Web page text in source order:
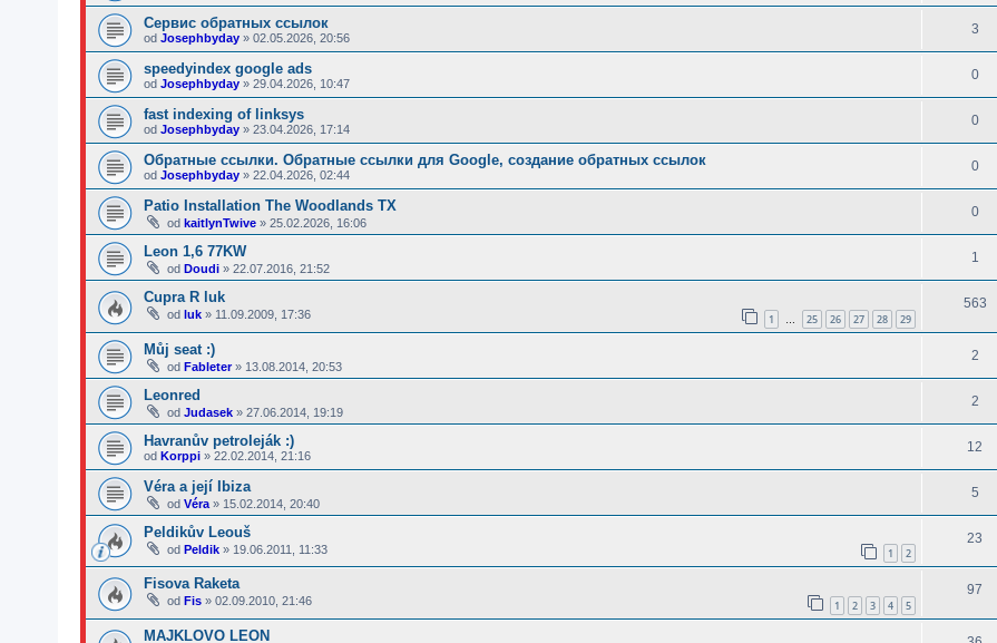
Сервис обратных ссылок
od Josephbyday » 02.05.2026, 20:56
3
speedyindex google ads
od Josephbyday » 29.04.2026, 10:47
0
fast indexing of linksys
od Josephbyday » 23.04.2026, 17:14
0
Обратные ссылки. Обратные ссылки для Google, создание обратных ссылок
od Josephbyday » 22.04.2026, 02:44
0
Patio Installation The Woodlands TX
od kaitlynTwive » 25.02.2026, 16:06
0
Leon 1,6 77KW
od Doudi » 22.07.2016, 21:52
1
Cupra R luk
od luk » 11.09.2009, 17:36 1 … 25 26 27 28 29
563
Můj seat :)
od Fableter» 13.08.2014, 20:53
2
Leonred
od Judasek » 27.06.2014, 19:19
2
Havranův petroleják :)
od Korppi » 22.02.2014, 21:16
12
Véra a její Ibiza
od Véra » 15.02.2014, 20:40
5
Peldikův Leouš
od Peldik » 19.06.2011, 11:33 1 2
23
Fisova Raketa
od Fis » 02.09.2010, 21:46 1 2 3 4 5
97
MAJKLOVO LEON